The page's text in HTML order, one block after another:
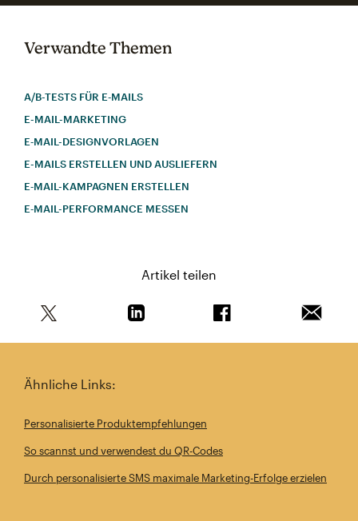
Verwandte Themen
A/B-TESTS FÜR E‑MAILS
E-MAIL-MARKETING
E‑MAIL-DESIGNVORLAGEN
E-MAILS ERSTELLEN UND AUSLIEFERN
E‑MAIL-KAMPAGNEN ERSTELLEN
E‑MAIL-PERFORMANCE MESSEN
Artikel teilen
Ähnliche Links:
Personalisierte Produktempfehlungen
So scannst und verwendest du QR-Codes
Durch personalisierte SMS maximale Marketing-Erfolge erzielen